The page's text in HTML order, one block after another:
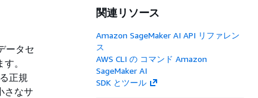
ータセ
。
正規
さなサ
関連リソース
Amazon SageMaker AI API リファレン
ス
AWS CLI の コマンド Amazon
SageMaker AI
SDK とツール